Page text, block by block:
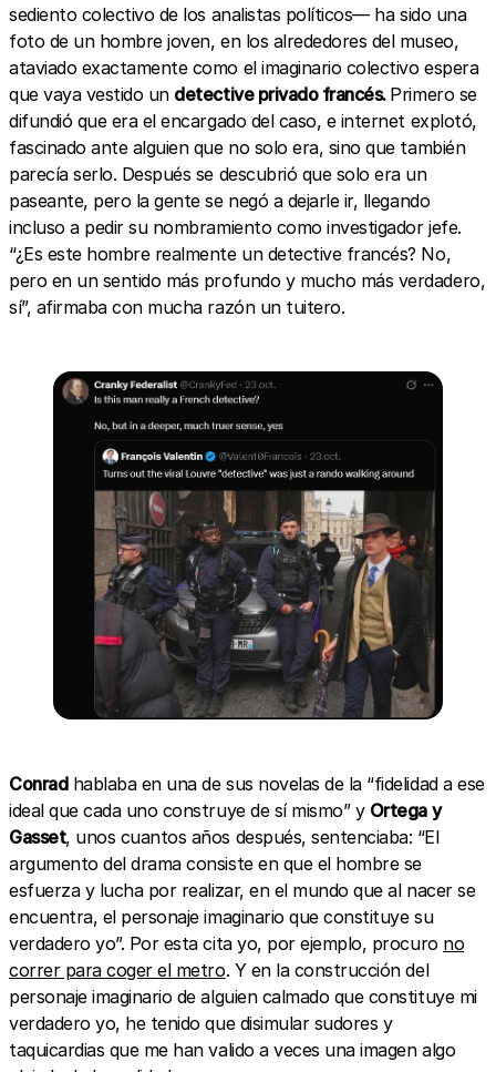
sediento colectivo de los analistas políticos— ha sido una
foto de un hombre joven, en los alrededores del museo,
ataviado exactamente como el imaginario colectivo espera
que vaya vestido un detective privado francés. Primero se
difundió que era el encargado del caso, e internet explotó,
fascinado ante alguien que no solo era, sino que también
parecía serlo. Después se descubrió que solo era un
paseante, pero la gente se negó a dejarle ir, llegando
incluso a pedir su nombramiento como investigador jefe.
“¿Es este hombre realmente un detective francés? No,
pero en un sentido más profundo y mucho más verdadero,
sí”, afirmaba con mucha razón un tuitero.
Conradhablaba en una de sus novelas de la “fidelidad a ese
ideal que cada uno construye de sí mismo” y Ortega y
Gasset, unos cuantos años después, sentenciaba: “El
argumento del drama consiste en que el hombre se
esfuerza y lucha por realizar, en el mundo que al nacer se
encuentra, el personaje imaginario que constituye su
verdadero yo”. Por esta cita yo, por ejemplo, procuro no
correr para coger el metro. Y en la construcción del
personaje imaginario de alguien calmado que constituye mi
verdadero yo, he tenido que disimular sudores y
taquicardias que me han valido a veces una imagen algo